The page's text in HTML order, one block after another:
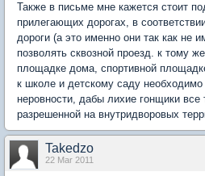
Также в письме мне кажется стоит
прилегающих дорогах, в
дороги (а это именно они так как не
позволять сквозной проезд. к тому
площадке дома, спортивной
к школе и детскому саду необходимо
неровности, дабы лихие гонщики все
разрешенной на внутридворовых
Takedzo
22 Mar 2011